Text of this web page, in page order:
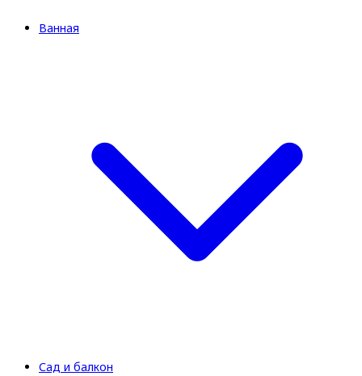
Ванная
Сад и балкон